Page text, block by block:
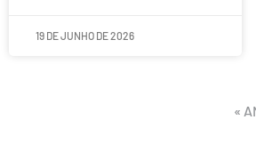
19 DE JUNHO DE 2026
«